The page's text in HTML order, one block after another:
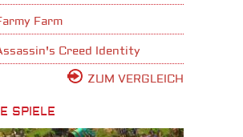
Farm
Creed Identity
ZUM VERGLEICH
SPIELE